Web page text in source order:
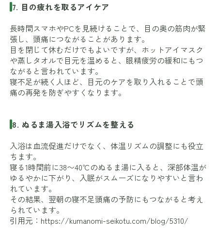
7. 目の疲れを取るアイケア
長時間スマホやPCを見続けることで、目の奥の筋肉が緊
張し、頭痛につながることがあります。
目を閉じて休むだけでもよいですが、ホットアイマスク
や蒸しタオルで目元を温めると、眼精疲労の緩和にもつ
ながると言われています。
寝不足が続く人ほど、目元のケアを取り入れることで頭
痛の再発を防ぎやすくなります。
8. ぬるま湯入浴でリズムを整える
入浴は血流促進だけでなく、体温リズムの調整にも役立
ちます。
寝る1時間前に38〜40℃のぬるま湯に入ると、深部体温が
ゆるやかに下がり、入眠がスムーズになりやすいと言わ
れています。
その結果、翌朝の寝不足頭痛の予防にもつながると考え
られています。
引用元： https://kumanomi-seikotu.com/blog/5310/